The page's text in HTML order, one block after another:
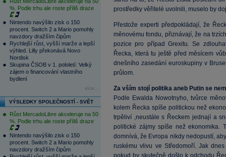
%. Podle trhu ale roste příliš draze
Nintendo navýšilo zisk o 150
procent. Switch 2 a Mario pomohly
navzdory dražším čipům
Rychlejší růst, vyšší marže a lepší
výhled. Lilly překonává Novo
Nordisk
Skupina ČSOB v 1. pololetí: Velký
zájem o financování vlastního
bydlení
více...
VÝSLEDKY SPOLEČNOSTÍ - SVĚT
Růst MercadoLibre akceleruje na 50
%. Podle trhu ale roste příliš draze
Nintendo navýšilo zisk o 150
procent. Switch 2 a Mario pomohly
navzdory dražším čipům
prostředky věřitelé uvolnili, muselo by
Přestože experti předpokládají, že
měnovému fondu, přiznávají, že na
pozice pro případ Grexitu. Se
Řecka, která tu ještě před měsícem
dnešního zasedání euroskupiny v
průlom.
Za vším stojí politika aneb Putin se
Podle Ewalda Nowotnyho, tvůrce
kolem Řecka spíše politickou než
trpěliví ,neustále s Řeckem jednají a
politické zájmy spíše než ekonomika.
domnívá, že Evropa nikdy nedopustí,
ruskému vlivu ve Středomoří. Jak
pokud by skutečně došlo k odchodu